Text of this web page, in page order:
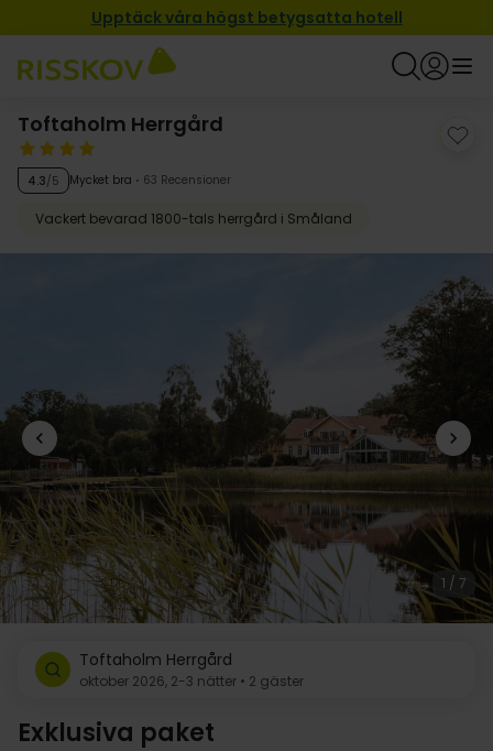
Upptäck våra högst betygsatta hotell
Toftaholm Herrgård
4.3/5 Mycket bra 63 Recensioner
Vackert bevarad 1800-tals herrgård i Småland
1 / 7
Toftaholm Herrgård
oktober 2026, 2-3 nätter • 2 gäster
Exklusiva paket